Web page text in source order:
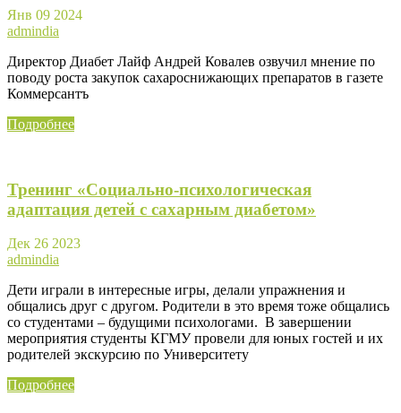
Янв 09 2024
admindia
Директор Диабет Лайф Андрей Ковалев озвучил мнение по
поводу роста закупок сахароснижающих препаратов в газете
Коммерсантъ
Подробнее
Тренинг «Социально-психологическая
адаптация детей с сахарным диабетом»
Дек 26 2023
admindia
Дети играли в интересные игры, делали упражнения и
общались друг с другом. Родители в это время тоже общались
со студентами – будущими психологами. В завершении
мероприятия студенты КГМУ провели для юных гостей и их
родителей экскурсию по Университету
Подробнее